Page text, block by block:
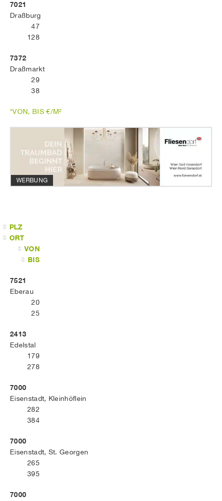
7021
Draßburg
47
128
7372
Draßmarkt
29
38
*VON, BIS €/M²
WERBUNG
PLZ
ORT
VON
BIS
7521
Eberau
20
25
2413
Edelstal
179
278
7000
Eisenstadt, Kleinhöflein
282
384
7000
Eisenstadt, St. Georgen
265
395
7000